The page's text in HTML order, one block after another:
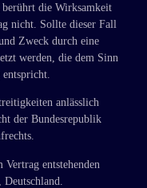
die Wirksamkeit
nicht. Sollte dieser Fall
Zweck durch eine
werden, die dem Sinn
anlässlich
der Bundesrepublik
entstehenden